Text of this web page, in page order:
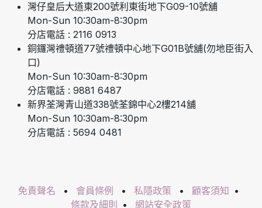
灣仔皇后大道東200號利東街地下G09-10號舖
Mon-Sun 10:30am-8:30pm
分店電話 : 2116 0913
銅鑼灣禮頓道77號禮頓中心地下G01B號舖(勿地臣街入
口)
Mon-Sun 10:30am-8:30pm
分店電話 : 9881 6487
新界荃灣青山道338號荃錦中心2樓214舖
Mon-Sun 10:30am-8:30pm
分店電話 : 5694 0481
免責聲名 • 會員條例 • 私隱政策 • 顧客須知 •
條款及細則
• 網站安全政策